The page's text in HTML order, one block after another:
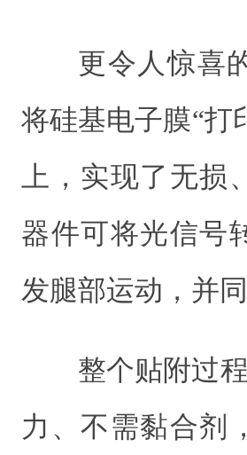
更令人惊喜
将硅基电子膜“打
上，实现了无
器件可将光信号
发腿部运动，并
整个贴附过
力、不需黏合剂